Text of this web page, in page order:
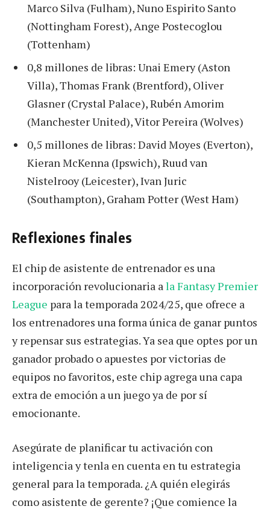
Marco Silva (Fulham), Nuno Espirito Santo
(Nottingham Forest), Ange Postecoglou
(Tottenham)
0,8 millones de libras: Unai Emery (Aston
Villa), Thomas Frank (Brentford), Oliver
Glasner (Crystal Palace), Rubén Amorim
(Manchester United), Vitor Pereira (Wolves)
0,5 millones de libras: David Moyes (Everton),
Kieran McKenna (Ipswich), Ruud van
Nistelrooy (Leicester), Ivan Juric
(Southampton), Graham Potter (West Ham)
Reflexiones finales
El chip de asistente de entrenador es una
incorporación revolucionaria a la Fantasy Premier
League para la temporada 2024/25, que ofrece a
los entrenadores una forma única de ganar puntos
y repensar sus estrategias. Ya sea que optes por un
ganador probado o apuestes por victorias de
equipos no favoritos, este chip agrega una capa
extra de emoción a un juego ya de por sí
emocionante.
Asegúrate de planificar tu activación con
inteligencia y tenla en cuenta en tu estrategia
general para la temporada. ¿A quién elegirás
como asistente de gerente? ¡Que comience la